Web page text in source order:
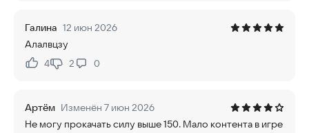
Галина 12 июн 2026
Алалвцзу
Нравится:
4Не нравится:
2 0
Артём Изменён 7 июн 2026
Не могу прокачать силу выше 150. Мало контента в игре